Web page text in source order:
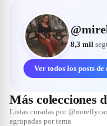
@
8,3 mil
Ver todos los posts
Más colecciones
Listas curadas por
agrupadas por tema